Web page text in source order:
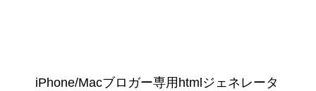
iPhone/Macブロガー専用htmlジェネレータ